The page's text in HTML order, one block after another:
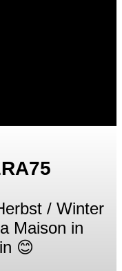
/ Winter
Maison in
😊